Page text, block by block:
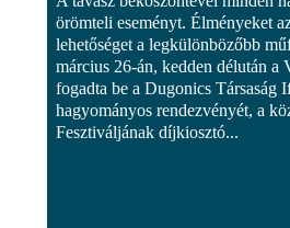
örömteli eseményt. Élményeket
lehetőséget a legkülönbözőbb
március 26-án, kedden délután a
fogadta be a Dugonics Társaság
hagyományos rendezvényét, a
Fesztiváljának díjkiosztó...